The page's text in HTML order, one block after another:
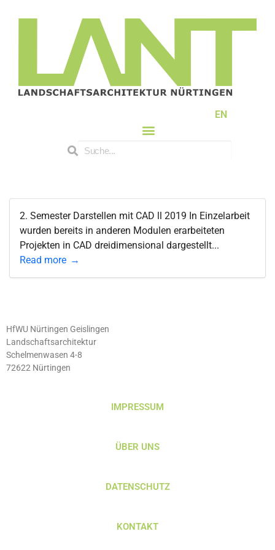
EN
2. Semester Darstellen mit CAD ll 2019 In Einzelarbeit
wurden bereits in anderen Modulen erarbeiteten
Projekten in CAD dreidimensional dargestellt...
Read more
HfWU Nürtingen Geislingen
Landschaftsarchitektur
Schelmenwasen 4-8
72622 Nürtingen
IMPRESSUM
ÜBER UNS
DATENSCHUTZ
KONTAKT